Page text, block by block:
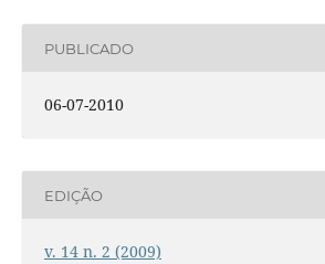
PUBLICADO
06-07-2010
EDIÇÃO
v. 14 n. 2 (2009)